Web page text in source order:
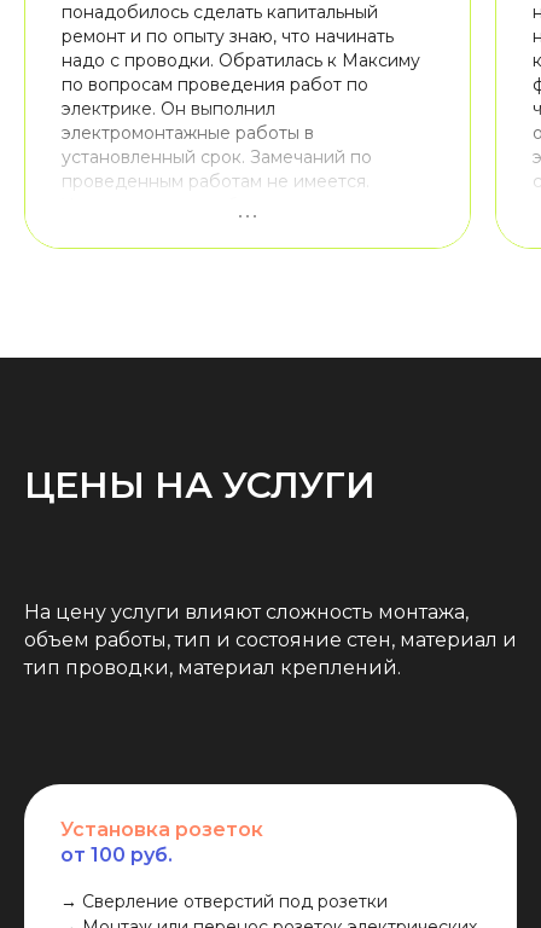
понадобилось сделать капитальный
ремонт и по опыту знаю, что начинать
надо с проводки. Обратилась к Максиму
по вопросам проведения работ по
электрике. Он выполнил
электромонтажные работы в
установленный срок. Замечаний по
проведенным работам не имеется.
ЦЕНЫ НА УСЛУГИ
На цену услуги влияют сложность монтажа,
объем работы, тип и состояние стен, материал и
тип проводки, материал креплений.
Установка розеток
от 100 руб.
→ Сверление отверстий под розетки